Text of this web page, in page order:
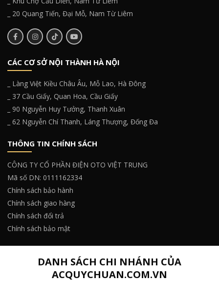
_ 20 Quang Tiến, Đại Mỗ, Nam Từ Liêm
CÁC CƠ SỞ NỘI THÀNH HÀ NỘI
_ Làng Việt Kiều Châu Âu, Mỗ Lao, Hà Đông
_ 37 Cầu Giấy, Quan Hoa, Cầu Giấy
_ 90 Nguyễn Huy Tưởng, Thanh Xuân
_ 62 Nguyễn Chí Thanh, Láng Thượng, Đống Đa
THÔNG TIN CHÍNH SÁCH
CÔNG TY CỔ PHẦN ĐIỆN OTO VIỆT TRUNG
Mã số DN: 0111162334
Chính sách bảo hành
Chính sách giao hàng
Chính sách đổi trả
Chính sách bảo mật
DANH SÁCH CHI NHÁNH CỦA
ACQUYCHUAN.COM.VN